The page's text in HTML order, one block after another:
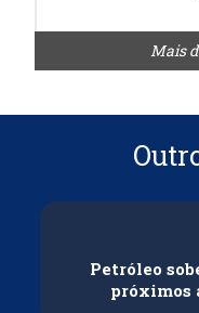
Mais
Petróleo
próximos